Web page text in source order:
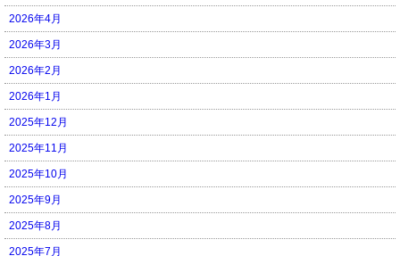
2026年4月
2026年3月
2026年2月
2026年1月
2025年12月
2025年11月
2025年10月
2025年9月
2025年8月
2025年7月